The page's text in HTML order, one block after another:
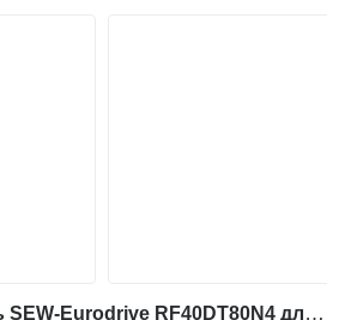
Электродвигатель SEW-Eurodrive RF40DT80N4 для промышленного оборудования